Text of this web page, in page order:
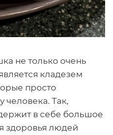
не только очень
кладезем
просто
человека. Так,
в себе большое
здоровья людей